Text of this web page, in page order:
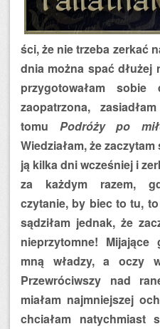
ści, że nie trzeba zerkać
dnia można spać dłużej
przygotowałam
zaopatrzona,
tomu Podróży po
Wiedziałam, że
ją kilka dni wcześniej i
za każdym razem,
czytanie, by biec to tu,
sądziłam jednak, że
nieprzytomne!
mną władzy, a oczy
Przewróciwszy nad
miałam najmniejszej
chciałam natychmiast